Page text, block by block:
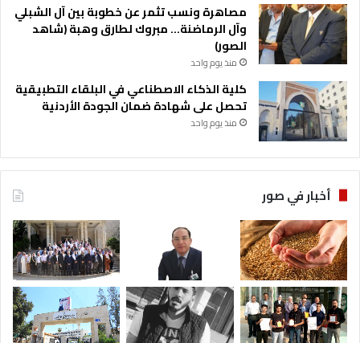
مصاهرة ونسب تثمر عن خطوبة بين آل الشبلي
وآل الرماضنة… مبروك لطارق وهبة (شاهد
الصور)
منذ يوم واحد
كلية الذكاء الاصطناعي في البلقاء التطبيقية
تحصل على شهادة ضمان الجودة الأردنية
منذ يوم واحد
أخبار في صور